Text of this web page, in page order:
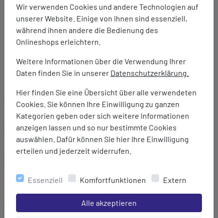
Wir verwenden Cookies und andere Technologien auf
unserer Website. Einige von ihnen sind essenziell,
während ihnen andere die Bedienung des
Onlineshops erleichtern.
Weitere Informationen über die Verwendung Ihrer
Daten finden Sie in unserer Datenschutzerklärung.
Hier finden Sie eine Übersicht über alle verwendeten
Cookies. Sie können Ihre Einwilligung zu ganzen
Kategorien geben oder sich weitere Informationen
anzeigen lassen und so nur bestimmte Cookies
auswählen. Dafür können Sie hier Ihre Einwilligung
erteilen und jederzeit widerrufen.
Essenziell Komfortfunktionen Extern
Einstellungen speichern für die Gruppe
Alle akzeptieren
Griffige, schweißfreie und besonders langlebige
Flasche dank Hydro Flask´s spezieller
Pulverbeschichtung
Strapazierfähige Konstruktion aus hochwertigem 18/8-
BPA-frei / Phthalat-frei
Lebenslange Garantie
Marke:
Hydro Flask
Material:
18/8-Edelstahl
Maße:
7,3 x 22,1 cm
Durchmesser der Trinköffnung: 4,9 cm
Volumen: